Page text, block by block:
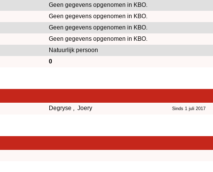
Geen gegevens opgenomen in KBO.
Geen gegevens opgenomen in KBO.
Geen gegevens opgenomen in KBO.
Geen gegevens opgenomen in KBO.
Natuurlijk persoon
0
Degryse , Joery Sinds 1 juli 2017